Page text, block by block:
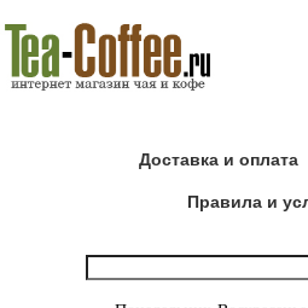
Доставка и оплата
Правила и